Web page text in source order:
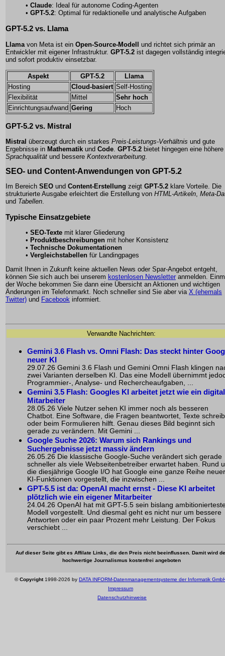
• Claude: Ideal für autonome Coding-Agenten
• GPT-5.2: Optimal für redaktionelle und analytische Aufgaben
GPT-5.2 vs. Llama
Llama von Meta ist ein Open-Source-Modell und richtet sich primär an
Entwickler mit eigener Infrastruktur. GPT-5.2 ist dagegen vollständig
und sofort produktiv einsetzbar.
Aspekt GPT-5.2
Llama
Hosting
Cloud-basiert Self-Hosting
Flexibilität
Mittel
Sehr hoch
Einrichtungsaufwand Gering Hoch
GPT-5.2 vs. Mistral
Mistral überzeugt durch ein starkes Preis-Leistungs-Verhältnis und gute
Ergebnisse in Mathematik und Code GPT-5.2 bietet hingegen eine höhere
Sprachqualität und bessere Kontextverarbeitung
SEO- und Content-Anwendungen von GPT-5.2
Im Bereich SEO und Content-Erstellung zeigt GPT-5.2 klare Vorteile. Die
strukturierte Ausgabe erleichtert die Erstellung von HTML-Artikeln Meta-
und Tabellen
Typische Einsatzgebiete
• SEO-Texte mit klarer Gliederung
• Produktbeschreibungen mit hoher Konsistenz
• Technische Dokumentationen
• Vergleichstabellen für Landingpages
Damit Ihnen in Zukunft keine aktuellen News oder Spar-Angebot entgeht,
können Sie sich auch bei unserem kostenlosen Newsletter anmelden.
der Woche bekommen Sie dann eine Übersicht an Aktionen und wichtigen
Änderungen im Telefonmarkt. Noch schneller sind Sie aber via X (ehemals
Twitter) und Facebook informiert.
Verwandte Nachrichten:
Gemini 3.6 Flash vs. Omni Flash: Das steckt hinter
neuer KI
29.07.26 Gemini 3.6 Flash und Gemini Omni Flash klingen
zwei Varianten derselben KI. Das eine Modell übernimmt
Programmier-, Analyse- und Rechercheaufgaben, ...
Gemini 3.5 Flash: Googles KI arbeitet jetzt wie ein
Mitarbeiter
28.05.26 Viele Nutzer sehen KI immer noch als besseren
Chatbot. Eine Software, die Fragen beantwortet, Texte
oder beim Formulieren hilft. Genau dieses Bild beginnt sich
gerade zu verändern. Mit Gemini ...
Google Suche 2026: Warum sich Rankings und
Suchergebnisse jetzt massiv ändern
26.05.26 Die klassische Google-Suche verändert sich gerade
schneller als viele Webseitenbetreiber erwartet haben. Rund
die diesjährige Google I/O hat Google eine ganze Reihe neuer
KI-Funktionen vorgestellt, die inzwischen ...
GPT-5.5 ist da: OpenAI macht ernst - Diese KI arbeitet
plötzlich wie ein eigener Mitarbeiter
24.04.26 OpenAI hat mit GPT-5.5 sein bislang
Modell vorgestellt. Und diesmal geht es nicht nur um bessere
Antworten oder ein paar Prozent mehr Leistung. Der Fokus
verschiebt ...
Auf dieser Seite gibt es Affilate Links, die den Preis nicht beeinflussen. Damit wird
hochwertige Journalismus kostenfrei angeboten
©Copyright1998-2026 by DATA INFORM-Datenmanagementsysteme der Informatik
Impressum
Datenschutzhinweise